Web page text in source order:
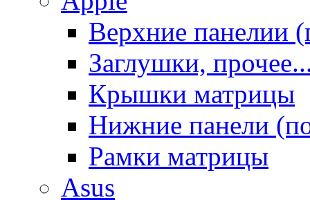
Верхние панелии
Заглушки,
Крышки матрицы
Нижние панели
Рамки матрицы
Asus